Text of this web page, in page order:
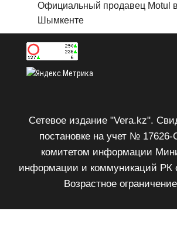
Официальный продавец Motul в
Шымкенте
Сетевое издание "Vera.kz".
постановке на учет №
комитетом информации
информации и коммуникаций РК
Возрастное